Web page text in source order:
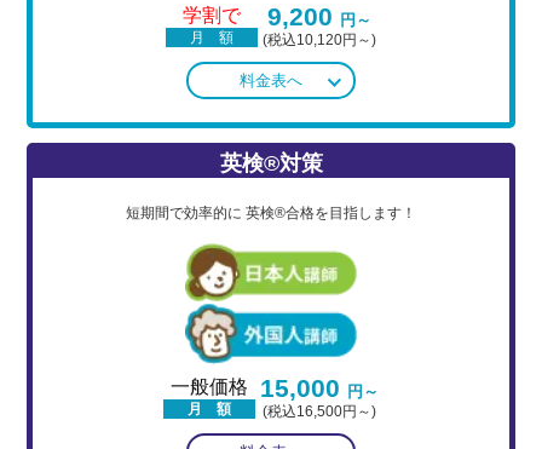
学割で
月 額
9,200 円～
(税込10,120円～)
料金表へ
英検®対策
短期間で効率的に 英検®合格を目指します！
一般価格
月 額
15,000 円～
(税込16,500円～)